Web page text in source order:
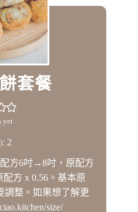
套餐
yet
2
方6吋→8吋，原配方
方 x 0.56。基本原
調整。如果想了解更
size/